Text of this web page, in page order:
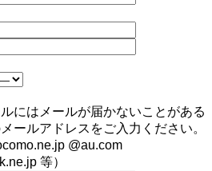
にはメールが届かないことがある
ールアドレスをご入力ください。
@au.com
等）